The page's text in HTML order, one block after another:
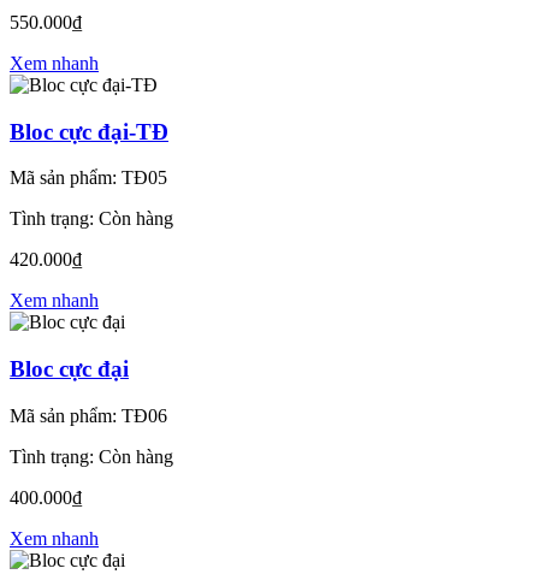
550.000₫
Xem nhanh
Bloc cực đại-TĐ
Mã sản phẩm: TĐ05
Tình trạng: Còn hàng
420.000₫
Xem nhanh
Bloc cực đại
Mã sản phẩm: TĐ06
Tình trạng: Còn hàng
400.000₫
Xem nhanh